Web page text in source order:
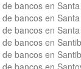
bancos en
bancos en
bancos en
bancos en
bancos en
bancos en